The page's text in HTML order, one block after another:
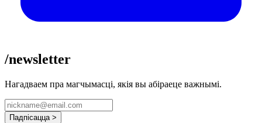
/newsletter
Нагадваем пра магчымасці, якія вы абіраеце важнымі.
Падпісацца >